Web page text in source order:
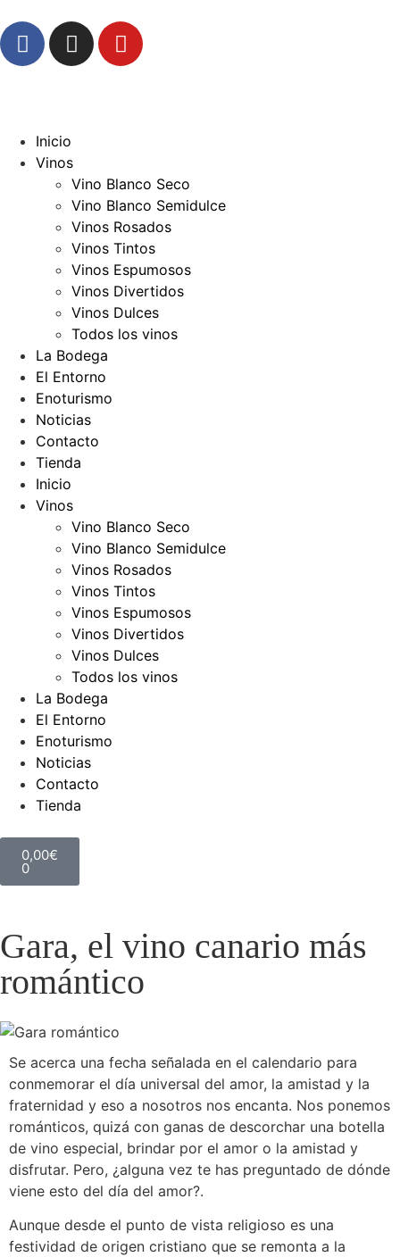
Inicio
Vinos
Vino Blanco Seco
Vino Blanco Semidulce
Vinos Rosados
Vinos Tintos
Vinos Espumosos
Vinos Divertidos
Vinos Dulces
Todos los vinos
La Bodega
El Entorno
Enoturismo
Noticias
Contacto
Tienda
Inicio
Vinos
Vino Blanco Seco
Vino Blanco Semidulce
Vinos Rosados
Vinos Tintos
Vinos Espumosos
Vinos Divertidos
Vinos Dulces
Todos los vinos
La Bodega
El Entorno
Enoturismo
Noticias
Contacto
Tienda
0,00€
0
Gara, el vino canario más
romántico
Se acerca una fecha señalada en el calendario para
conmemorar el día universal del amor, la amistad y la
fraternidad y eso a nosotros nos encanta. Nos ponemos
románticos, quizá con ganas de descorchar una botella
de vino especial, brindar por el amor o la amistad y
disfrutar. Pero, ¿alguna vez te has preguntado de dónde
viene esto del día del amor?.
Aunque desde el punto de vista religioso es una
festividad de origen cristiano que se remonta a la